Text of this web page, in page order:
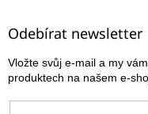
Odebírat newsletter
Vložte svůj e-mail a my
produktech na našem e-